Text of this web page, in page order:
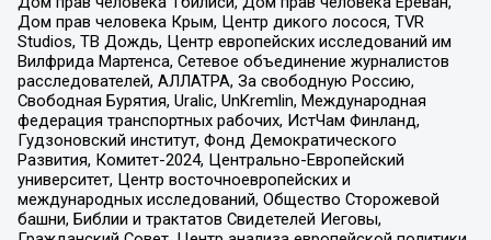
Дом прав человека Крым, Центр дикого лосося, TVR
Studios, ТВ Дождь, Центр европейских исследований им
Вилфрида Мартенса, Сетевое объединение журналистов
расследователей, АЛЛАТРА, За свободную Россию,
Свободная Бурятия, Uralic, UnKremlin, Международная
федерация транспортных рабочих, ИстЧам Финланд,
Гудзоновский институт, Фонд Демократического
Развития, Комитет-2024, Центрально-Европейский
университет, Центр восточноевропейских и
международных исследований, Общество Сторожевой
башни, Библии и трактатов Свидетелей Иеговы,